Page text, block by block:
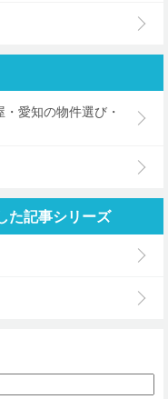
愛知の物件選び・
た記事シリーズ